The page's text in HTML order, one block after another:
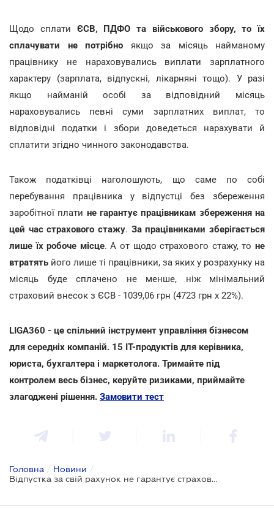
Щодо сплати ЄСВ, ПДФО та військового збору, то їх
сплачувати не потрібно якщо за місяць найманому
працівнику не нараховувались виплати зарплатного
характеру (зарплата, відпускні, лікарняні тощо). У разі
якщо найманій особі за відповідний місяць
нараховувались певні суми зарплатних виплат, то
відповідні податки і збори доведеться нарахувати й
сплатити згідно чинного законодавства.
Також податківці наголошують, що саме по собі
перебування працівника у відпустці без збереження
заробітної плати не гарантує працівникам збереження на
цей час страхового стажу. За працівниками зберігається
лише їх робоче місце. А от щодо страхового стажу, тоне
втратять його лише ті працівники, за яких у розрахунку на
місяць буде сплачено не менше, ніж мінімальний
страховий внесок з ЄСВ - 1039,06 грн (4723 грн х 22%).
LIGA360 - це спільний інструмент управління бізнесом
для середніх компаній. 15 IT-продуктів для керівника,
юриста, бухгалтера і маркетолога. Тримайте під
контролем весь бізнес, керуйте ризиками, приймайте
злагоджені рішення. Замовити тест
Головна / Новини /
Відпустка за свій рахунок не гарантує страховий стаж, але звітність з ЄСВ треба подати